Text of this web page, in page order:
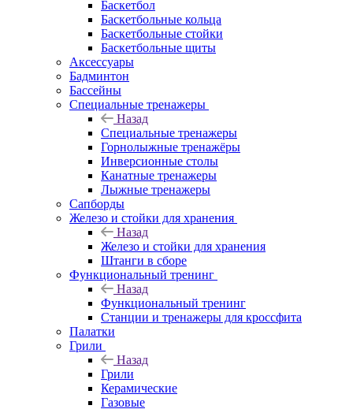
Баскетбол
Баскетбольные кольца
Баскетбольные стойки
Баскетбольные щиты
Аксессуары
Бадминтон
Бассейны
Специальные тренажеры
Назад
Специальные тренажеры
Горнолыжные тренажёры
Инверсионные столы
Канатные тренажеры
Лыжные тренажеры
Сапборды
Железо и стойки для хранения
Назад
Железо и стойки для хранения
Штанги в сборе
Функциональный тренинг
Назад
Функциональный тренинг
Станции и тренажеры для кроссфита
Палатки
Грили
Назад
Грили
Керамические
Газовые